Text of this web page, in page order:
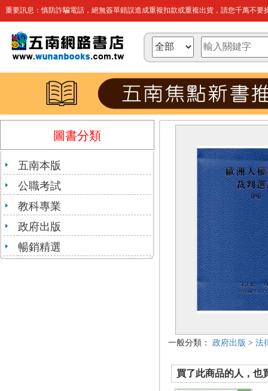
重要訊息：慎防詐騙電話，絕無簽單錯誤造成重複扣款或重複出貨，請您千萬不要
圖書分類
五南本版
公職考試
教科專業
政府出版
暢銷精選
一般分類： 政府出版 > 法
買了此商品的人，也